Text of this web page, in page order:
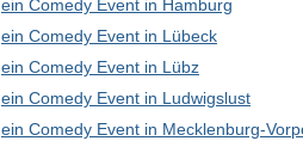
ein Comedy Event in Hamburg
ein Comedy Event in Lübeck
ein Comedy Event in Lübz
ein Comedy Event in Ludwigslust
ein Comedy Event in Mecklenburg-